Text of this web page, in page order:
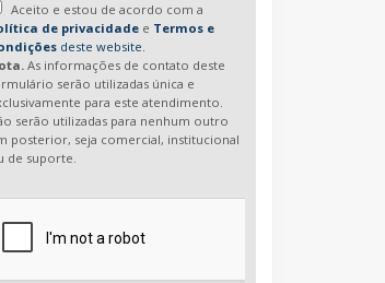
Aceito e estou de acordo com a
de privacidade e Termos e
deste website.
As informações de contato deste
serão utilizadas única e
para este atendimento.
serão utilizadas para nenhum outro
posterior, seja comercial, institucional
de suporte.